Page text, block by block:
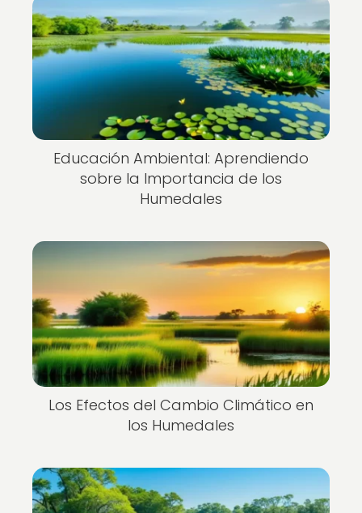
Educación Ambiental: Aprendiendo
sobre la Importancia de los
Humedales
Los Efectos del Cambio Climático en
los Humedales